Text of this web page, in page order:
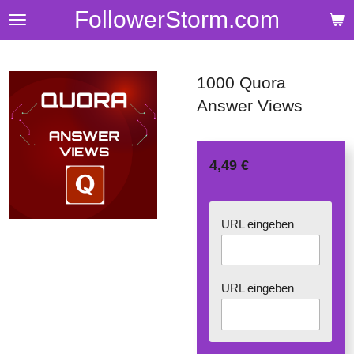
Zum
Hauptinhalt
FollowerStorm.com
1000 Quora
Answer Views
4,49 €
URL eingeben
URL eingeben